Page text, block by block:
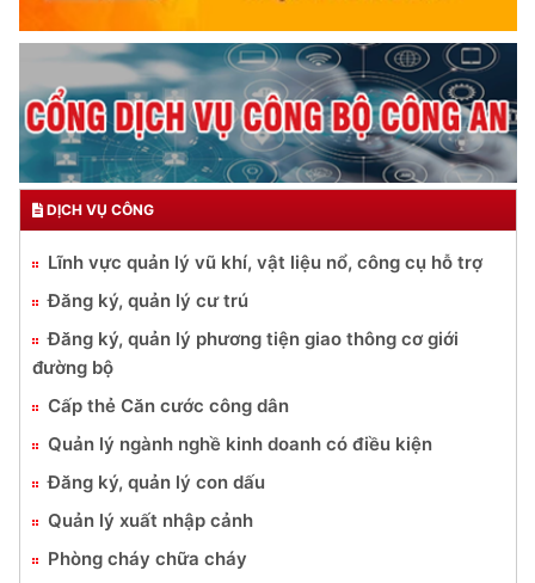
DỊCH VỤ CÔNG
Lĩnh vực quản lý vũ khí, vật liệu nổ, công cụ hỗ trợ
Đăng ký, quản lý cư trú
Đăng ký, quản lý phương tiện giao thông cơ giới
đường bộ
Cấp thẻ Căn cước công dân
Quản lý ngành nghề kinh doanh có điều kiện
Đăng ký, quản lý con dấu
Quản lý xuất nhập cảnh
Phòng cháy chữa cháy